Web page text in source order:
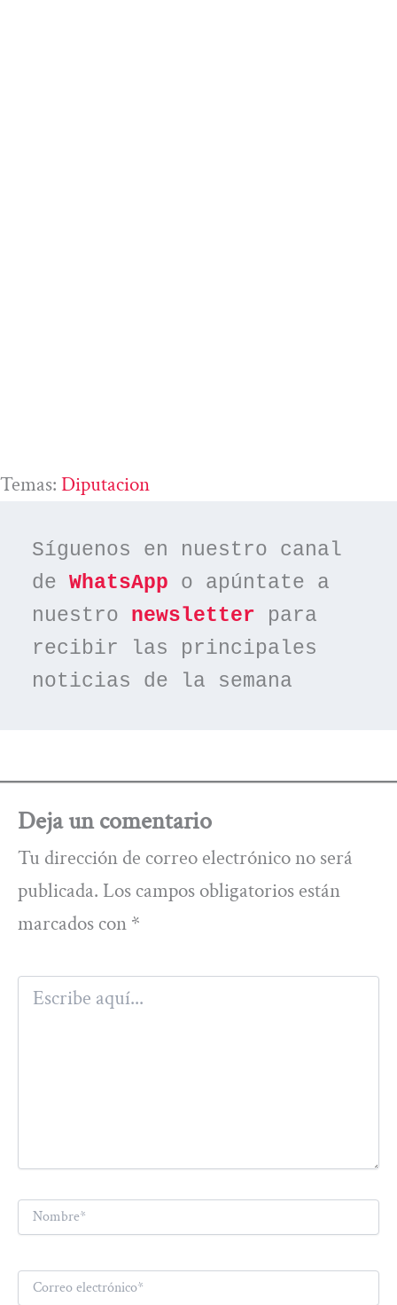
Temas: Diputacion
Síguenos en nuestro canal
de WhatsApp o apúntate a
nuestro newsletter para
recibir las principales
noticias de la semana
Deja un comentario
Tu dirección de correo electrónico no será
publicada. Los campos obligatorios están
marcados con *
Escribe
aquí...
Nombre*
Correo
electrónico*